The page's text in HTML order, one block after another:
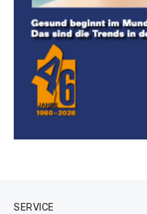
SERVICE